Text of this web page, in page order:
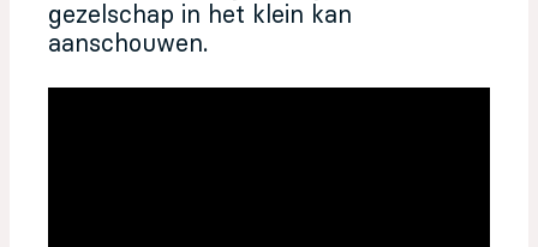
gezelschap in het klein kan
aanschouwen.